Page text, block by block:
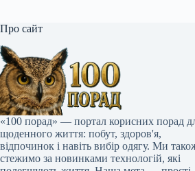
Про сайт
«100 порад» — портал корисних порад
щоденного життя: побут, здоров'я,
відпочинок і навіть вибір одягу. Ми
стежимо за новинками технологій, які